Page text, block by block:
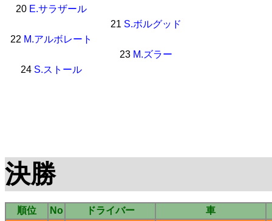
20 E.サラザール
21 S.ボルグッド
22 M.アルボレート
23 M.ズラー
24 S.ストール
決勝
順位 No ドライバー
車